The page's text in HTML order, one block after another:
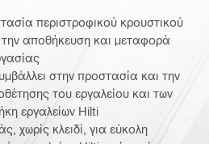
περιστροφικού κρουστικού
αποθήκευση και μεταφορά
στην προστασία και την
του εργαλείου και των
εργαλείων Hilti
χωρίς κλειδί, για εύκολη